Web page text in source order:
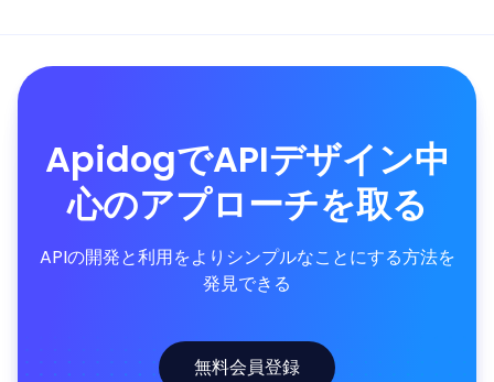
ApidogでAPIデザイン中
心のアプローチを取る
APIの開発と利用をよりシンプルなことにする方法を
発見できる
無料会員登録